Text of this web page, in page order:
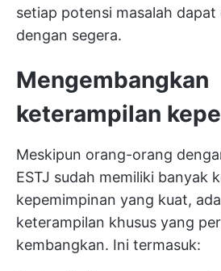
setiap potensi masalah dapat
dengan segera.
Mengembangkan
keterampilan
Meskipun orang-orang
ESTJ sudah memiliki banyak
kepemimpinan yang kuat,
keterampilan khusus yang
kembangkan. Ini termasuk: